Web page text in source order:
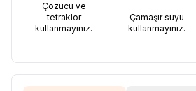
Çözücü ve
tetraklor
kullanmayınız.
Çamaşır suyu
kullanmayınız.